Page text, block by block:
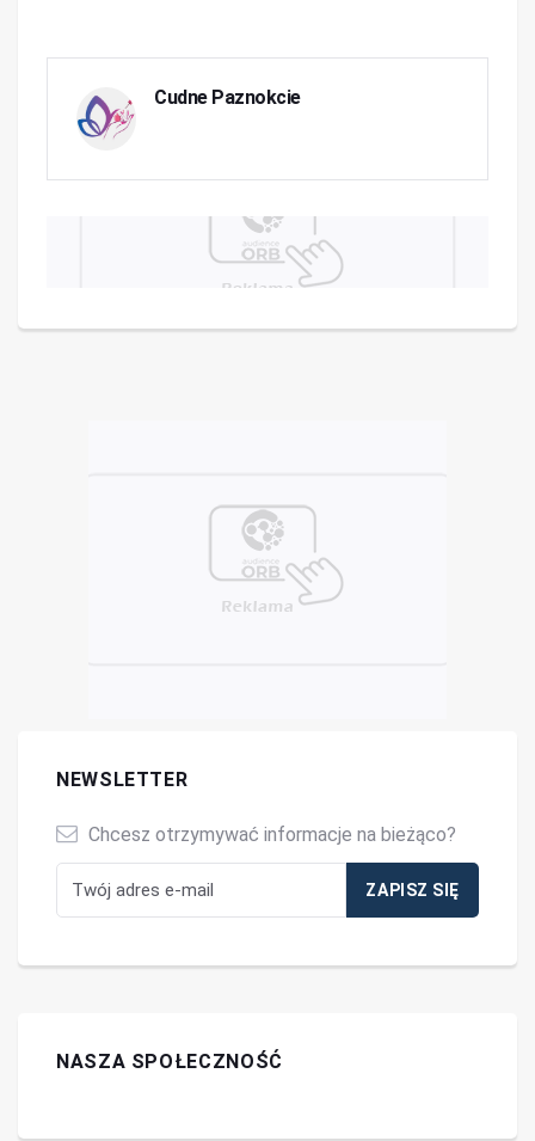
Cudne Paznokcie
NEWSLETTER
Chcesz otrzymywać informacje na bieżąco?
NASZA SPOŁECZNOŚĆ